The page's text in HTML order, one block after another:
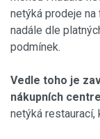
netýká prodeje
nadále dle
podmínek.
Vedle toho je
nákupních centr
netýká restaurací,